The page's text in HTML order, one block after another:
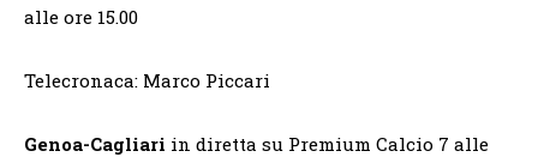
alle ore 15.00
Telecronaca: Marco Piccari
Genoa-Cagliari in diretta su Premium Calcio 7 alle